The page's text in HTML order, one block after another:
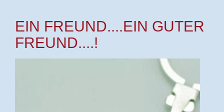
EIN FREUND....EIN GUTER
FREUND....!